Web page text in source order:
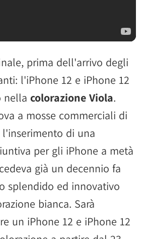
prima dell'arrivo degli
l'iPhone 12 e iPhone 12
nella colorazione Viola.
a mosse commerciali di
di una
per gli iPhone a metà
già un decennio fa
splendido ed innovativo
bianca. Sarà
un iPhone 12 e iPhone 12